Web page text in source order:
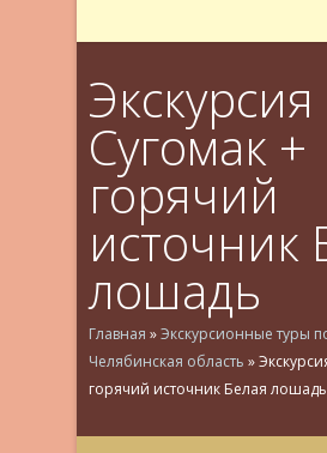
Сугомак +
горячий
источник
лошадь
Главная »Экскурсионные туры
Челябинская область »
горячий источник Белая лошадь